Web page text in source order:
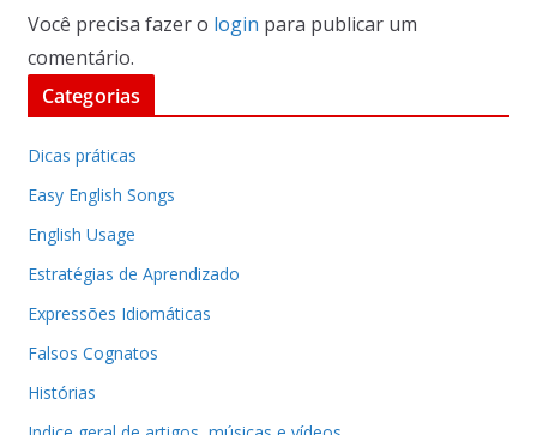
Você precisa fazer o login para publicar um
comentário.
Categorias
Dicas práticas
Easy English Songs
English Usage
Estratégias de Aprendizado
Expressões Idiomáticas
Falsos Cognatos
Histórias